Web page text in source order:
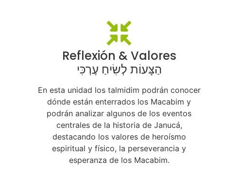
Reflexión & Valores
הַצָּעוֹת לְשִׂיחַ עֶרְכִּי
En esta unidad los talmidim podrán conocer
dónde están enterrados los Macabim y
podrán analizar algunos de los eventos
centrales de la historia de Janucá,
destacando los valores de heroísmo
espiritual y físico, la perseverancia y
esperanza de los Macabim.